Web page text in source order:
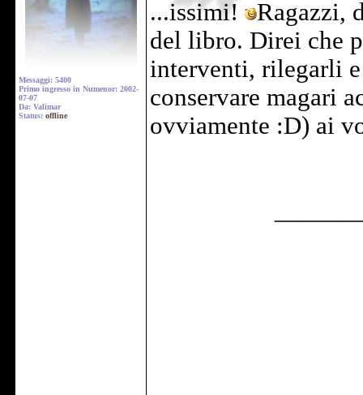
Messaggi: 5400
Primo ingresso in Numenor: 2002-
07-07
Da: Valimar
Status: offline
...issimi!
Ragazzi,
del libro. Direi che
interventi, rilegarli
conservare magari
ovviamente :D) ai